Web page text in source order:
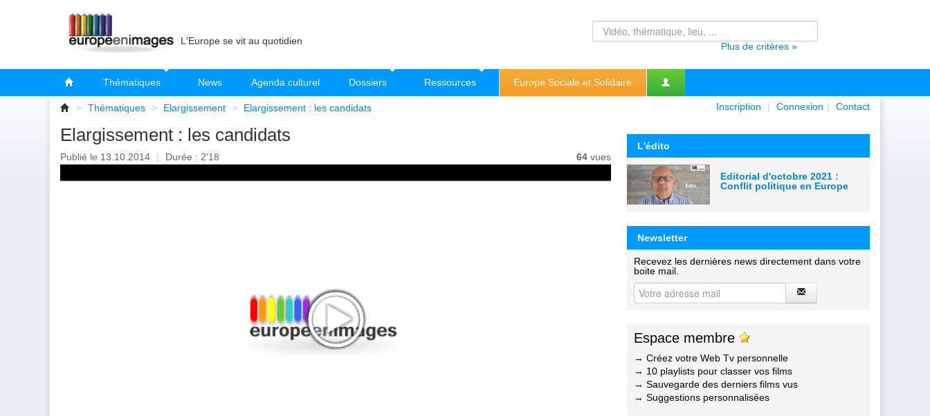
L'Europe se vit au quotidien Plus de critères »
Thématiques News Agenda culturel Dossiers Ressources Europe Sociale et Solidaire
> Thématiques > Elargissement > Elargissement : les candidats Inscription | Connexion | Contact
Elargissement : les candidats
Publié le 13.10.2014 | Durée : 2'18 64vues
L'édito
Editorial d'octobre 2021 :
Conflit politique en Europe
Newsletter
Recevez les dernières news directement dans votre
boite mail.
Espace membre
→ Créez votre Web Tv personnelle
→ 10 playlists pour classer vos films
→ Sauvegarde des derniers films vus
→ Suggestions personnalisées